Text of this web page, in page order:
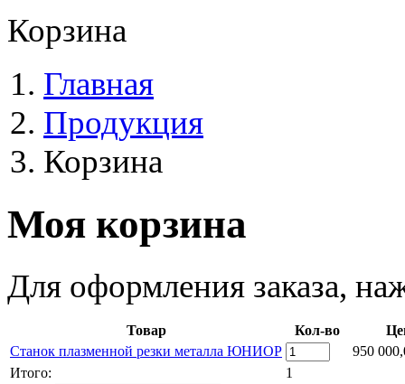
Корзина
Главная
Продукция
Корзина
Моя корзина
Для оформления заказа,
Товар Кол-во
Станок плазменной резки металла ЮНИОР
950
Итого:
1